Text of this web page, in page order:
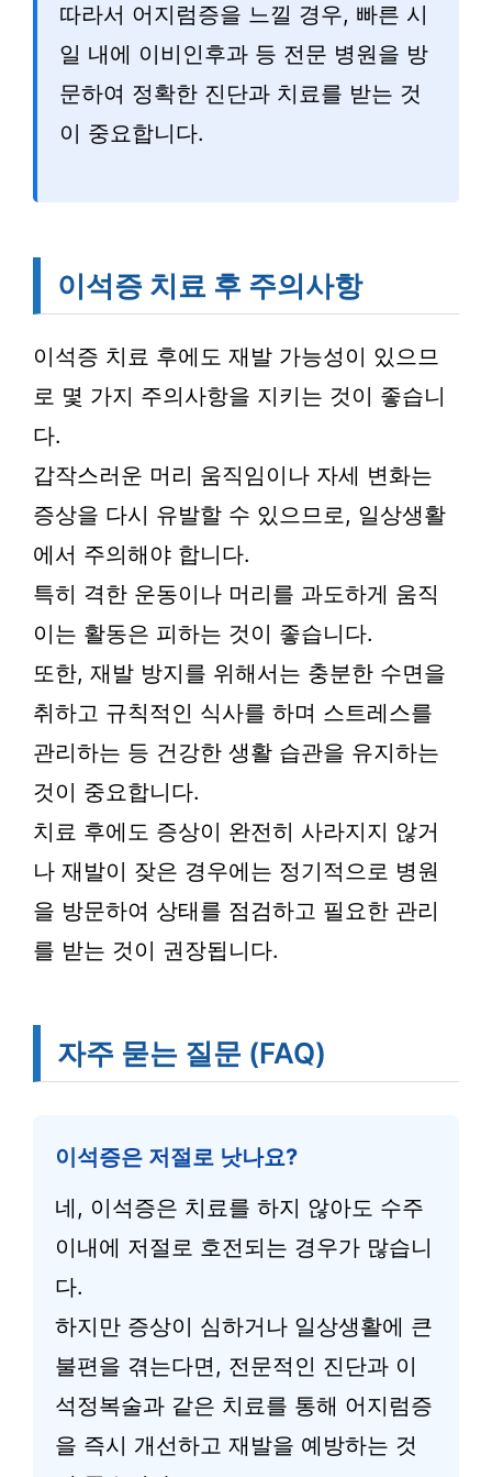
따라서 어지럼증을 느낄 경우, 빠른 시
일 내에 이비인후과 등 전문 병원을 방
문하여 정확한 진단과 치료를 받는 것
이 중요합니다.
이석증 치료 후 주의사항
이석증 치료 후에도 재발 가능성이 있으므
로 몇 가지 주의사항을 지키는 것이 좋습니
다.
갑작스러운 머리 움직임이나 자세 변화는
증상을 다시 유발할 수 있으므로, 일상생활
에서 주의해야 합니다.
특히 격한 운동이나 머리를 과도하게 움직
이는 활동은 피하는 것이 좋습니다.
또한, 재발 방지를 위해서는 충분한 수면을
취하고 규칙적인 식사를 하며 스트레스를
관리하는 등 건강한 생활 습관을 유지하는
것이 중요합니다.
치료 후에도 증상이 완전히 사라지지 않거
나 재발이 잦은 경우에는 정기적으로 병원
을 방문하여 상태를 점검하고 필요한 관리
를 받는 것이 권장됩니다.
자주 묻는 질문 (FAQ)
이석증은 저절로 낫나요?
네, 이석증은 치료를 하지 않아도 수주
이내에 저절로 호전되는 경우가 많습니
다.
하지만 증상이 심하거나 일상생활에 큰
불편을 겪는다면, 전문적인 진단과 이
석정복술과 같은 치료를 통해 어지럼증
을 즉시 개선하고 재발을 예방하는 것